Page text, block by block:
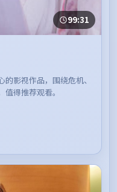
99:31
影视作品，围绕危机、
得推荐观看。